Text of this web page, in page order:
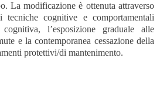
La modificazione è ottenuta attraverso
tecniche cognitive e comportamentali
l’esposizione graduale alle
e la contemporanea cessazione della
protettivi/di mantenimento.